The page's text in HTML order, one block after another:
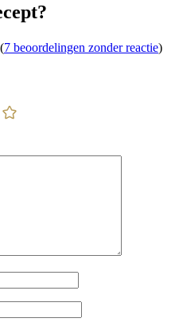
7 beoordelingen zonder reactie)